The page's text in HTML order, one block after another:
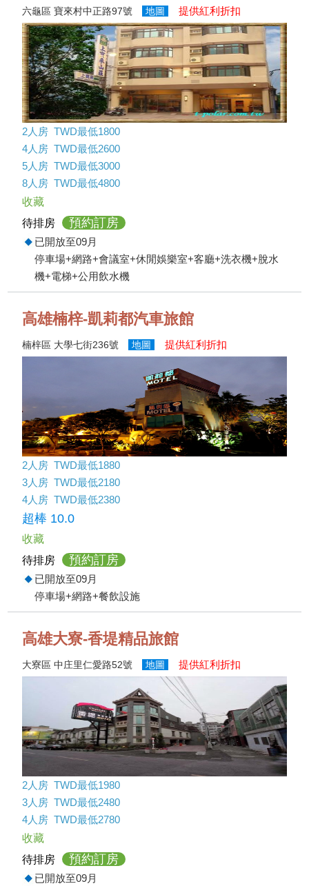
六龜區 寶來村中正路97號 地圖 提供紅利折扣
2人房 TWD最低1800
4人房 TWD最低2600
5人房 TWD最低3000
8人房 TWD最低4800
收藏
待排房
預約訂房
已開放至09月
停車場+網路+會議室+休閒娛樂室+客廳+洗衣機+脫水
機+電梯+公用飲水機
高雄楠梓-凱莉都汽車旅館
楠梓區 大學七街236號 地圖 提供紅利折扣
2人房 TWD最低1880
3人房 TWD最低2180
4人房 TWD最低2380
超棒 10.0
收藏
待排房
預約訂房
已開放至09月
停車場+網路+餐飲設施
高雄大寮-香堤精品旅館
大寮區 中庄里仁愛路52號 地圖 提供紅利折扣
2人房 TWD最低1980
3人房 TWD最低2480
4人房 TWD最低2780
收藏
待排房
預約訂房
已開放至09月